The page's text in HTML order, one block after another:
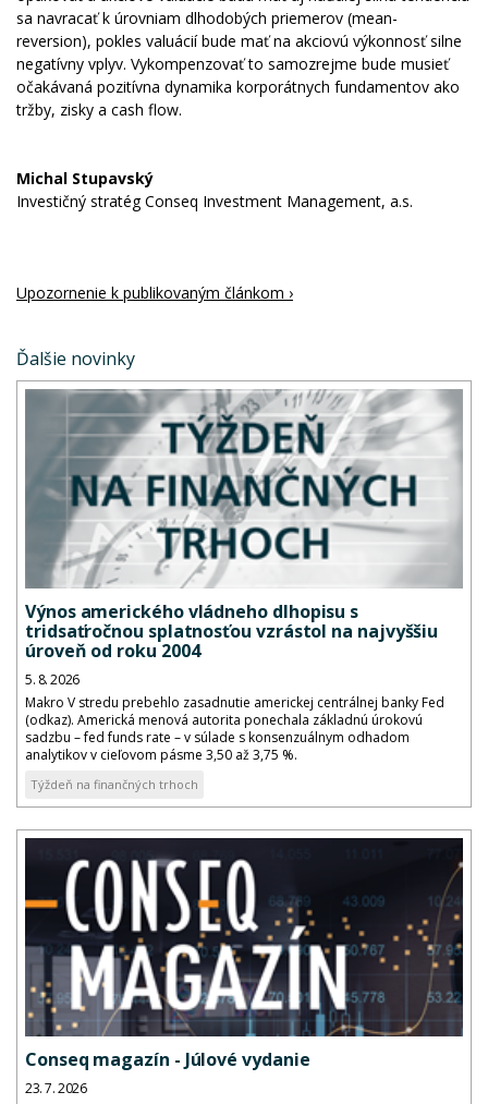
sa navracať k úrovniam dlhodobých priemerov (mean-
reversion), pokles valuácií bude mať na akciovú výkonnosť silne
negatívny vplyv. Vykompenzovať to samozrejme bude musieť
očakávaná pozitívna dynamika korporátnych fundamentov ako
tržby, zisky a cash flow.
Michal Stupavský
Investičný stratég Conseq Investment Management, a.s.
Upozornenie k publikovaným článkom ›
Ďalšie novinky
Výnos amerického vládneho dlhopisu s
tridsaťročnou splatnosťou vzrástol na najvyššiu
úroveň od roku 2004
5. 8. 2026
Makro V stredu prebehlo zasadnutie americkej centrálnej banky Fed
(odkaz). Americká menová autorita ponechala základnú úrokovú
sadzbu – fed funds rate – v súlade s konsenzuálnym odhadom
analytikov v cieľovom pásme 3,50 až 3,75 %.
Týždeň na finančných trhoch
Conseq magazín - Júlové vydanie
23. 7. 2026